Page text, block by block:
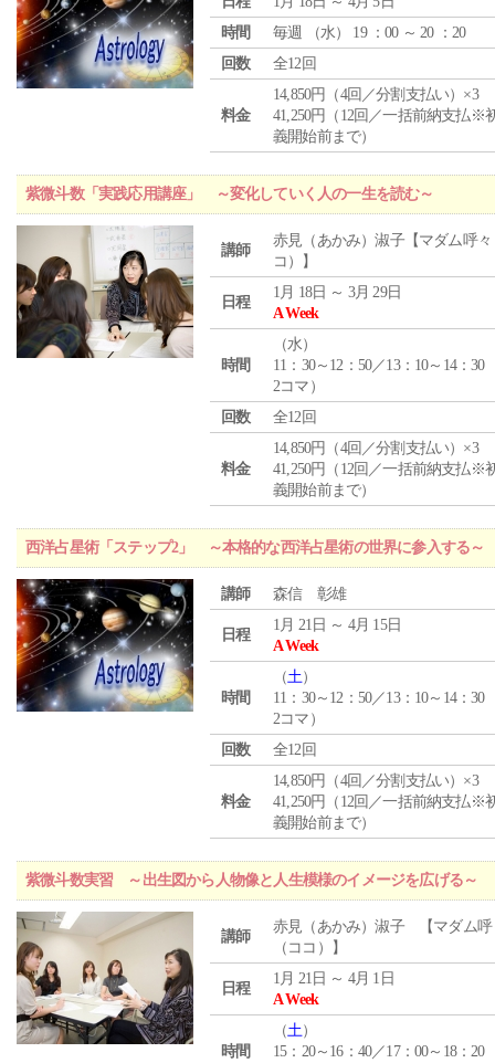
時間
毎週 （水） 19 ：00 ～ 20 ：20
回数
全12回
料金
14,850円（4回／分割支払い）×3
41,250円（12回／一括前納支払※
義開始前まで）
紫微斗数「実践応用講座」 ～変化していく人の一生を読む～
講師
赤見（あかみ）淑子【マダム呼々
コ）】
日程
1月 18日 ～ 3月 29日
A Week
時間
（水）
11：30～12：50／13：10～14：30
2コマ）
回数
全12回
料金
14,850円（4回／分割支払い）×3
41,250円（12回／一括前納支払※
義開始前まで）
西洋占星術「ステップ2」 ～本格的な西洋占星術の世界に参入する～
講師 森信 彰雄
日程
1月 21日 ～ 4月 15日
A Week
時間
（土）
11：30～12：50／13：10～14：30
2コマ）
回数
全12回
料金
14,850円（4回／分割支払い）×3
41,250円（12回／一括前納支払※
義開始前まで）
紫微斗数実習 ～出生図から人物像と人生模様のイメージを広げる～
講師
赤見（あかみ）淑子 【マダム呼
（ココ）】
日程
1月 21日 ～ 4月 1日
A Week
時間
（土）
15：20～16：40／17：00～18：20